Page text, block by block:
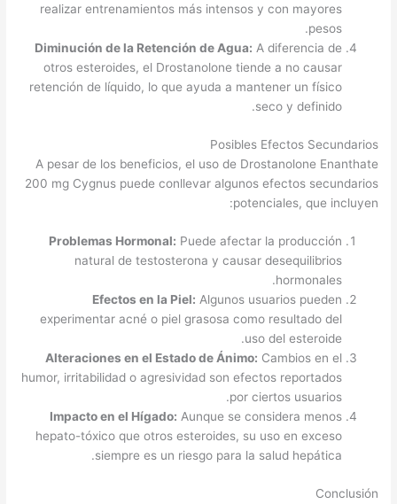
realizar entrenamientos más intensos y con mayores
pesos.
Diminución de la Retención de Agua: A diferencia de
otros esteroides, el Drostanolone tiende a no causar
retención de líquido, lo que ayuda a mantener un físico
seco y definido.
Posibles Efectos Secundarios
A pesar de los beneficios, el uso de Drostanolone Enanthate
200 mg Cygnus puede conllevar algunos efectos secundarios
potenciales, que incluyen:
Problemas Hormonal: Puede afectar la producción
natural de testosterona y causar desequilibrios
hormonales.
Efectos en la Piel: Algunos usuarios pueden
experimentar acné o piel grasosa como resultado del
uso del esteroide.
Alteraciones en el Estado de Ánimo: Cambios en el
humor, irritabilidad o agresividad son efectos reportados
por ciertos usuarios.
Impacto en el Hígado: Aunque se considera menos
hepato-tóxico que otros esteroides, su uso en exceso
siempre es un riesgo para la salud hepática.
Conclusión